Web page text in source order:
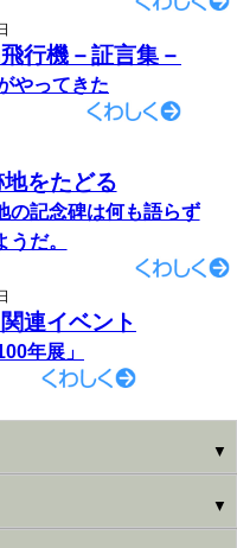
行機－証言集－
やってきた
をたどる
の記念碑は何も語らず
だ。
連イベント
年展」
▼
▼